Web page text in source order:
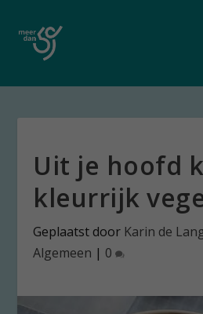
Uit je hoofd
kleurrijk
Geplaatst door Karin de
Algemeen | 0